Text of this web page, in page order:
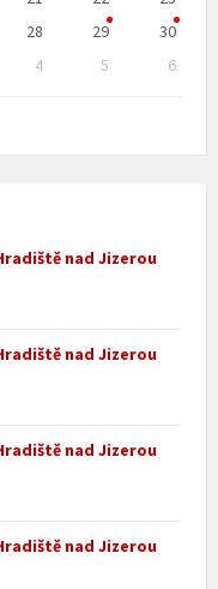
28 29
30
4 5
6
nad Jizerou
nad Jizerou
nad Jizerou
nad Jizerou